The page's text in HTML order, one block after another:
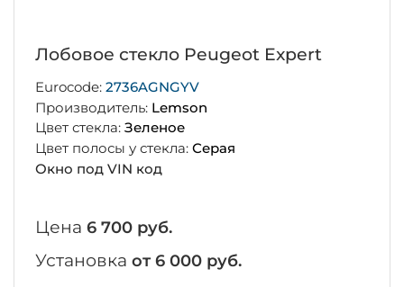
Лобовое стекло Peugeot Expert
Eurocode: 2736AGNGYV
Производитель: Lemson
Цвет стекла: Зеленое
Цвет полосы у стекла: Серая
Окно под VIN код
Цена 6 700 руб.
Установка от 6 000 руб.